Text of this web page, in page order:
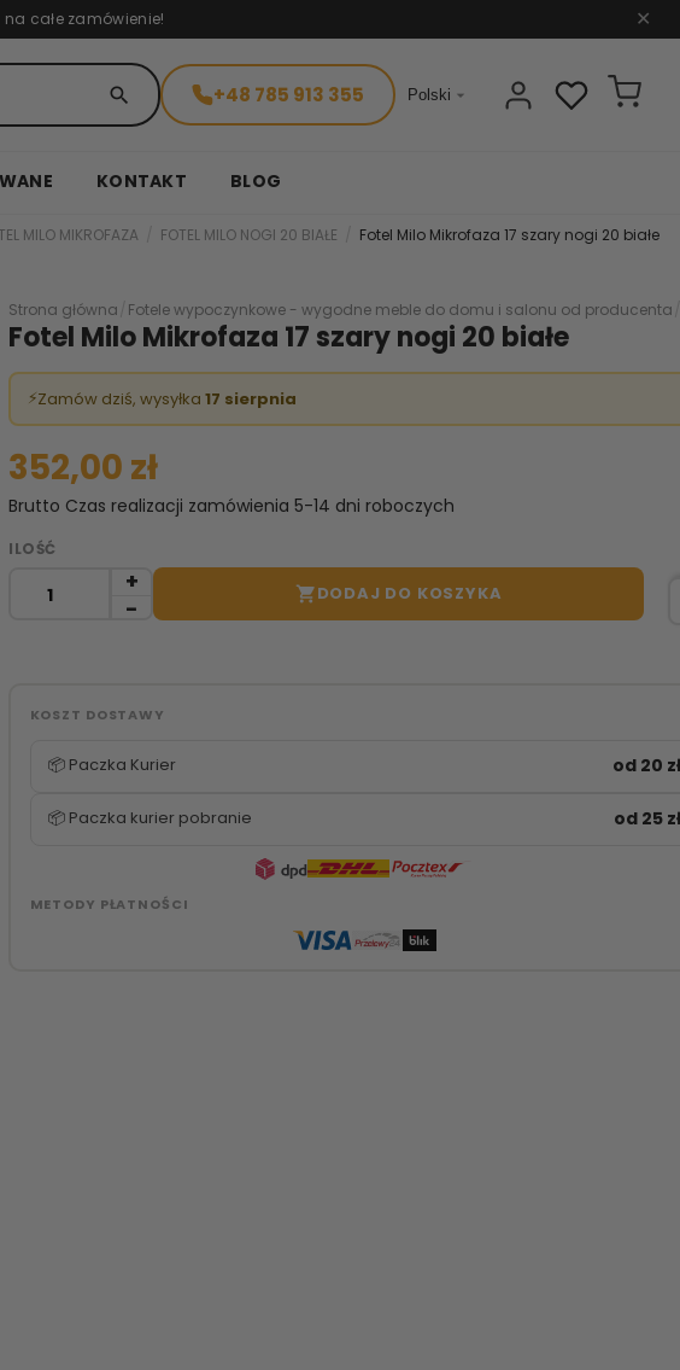
całe zamówienie! ✕
search +48 785 913 355 Polski 
KONTAKT BLOG
MILO MIKROFAZA FOTEL MILO NOGI 20 BIAŁE Fotel Milo Mikrofaza 17 szary nogi 20 białe
Strona główna Fotele wypoczynkowe - wygodne meble do domu i salonu od producenta
Fotel Milo Mikrofaza 17 szary nogi 20 białe
⚡Zamów dziś, wysyłka 17 sierpnia
352,00 zł
Brutto Czas realizacji zamówienia 5-14 dni roboczych
ILOŚĆ
DODAJ DO KOSZYKA
KOSZT DOSTAWY
📦 Paczka Kurier od 20
📦 Paczka kurier pobranie od 25
METODY PŁATNOŚCI